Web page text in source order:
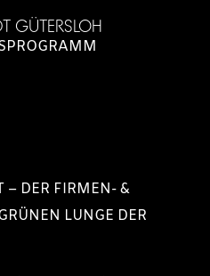
GÜTERSLOH
– DER FIRMEN- &
LUNGE DER